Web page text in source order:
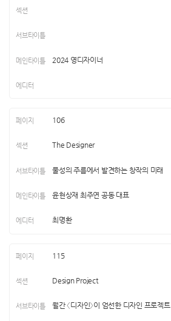
2024 영디자이너
106
The Designer
물성의 주름에서 발견하는 창작의 미래
윤현상재 최주연 공동 대표
최명환
115
Design Project
월간 〈디자인〉이 엄선한 디자인 프로젝트